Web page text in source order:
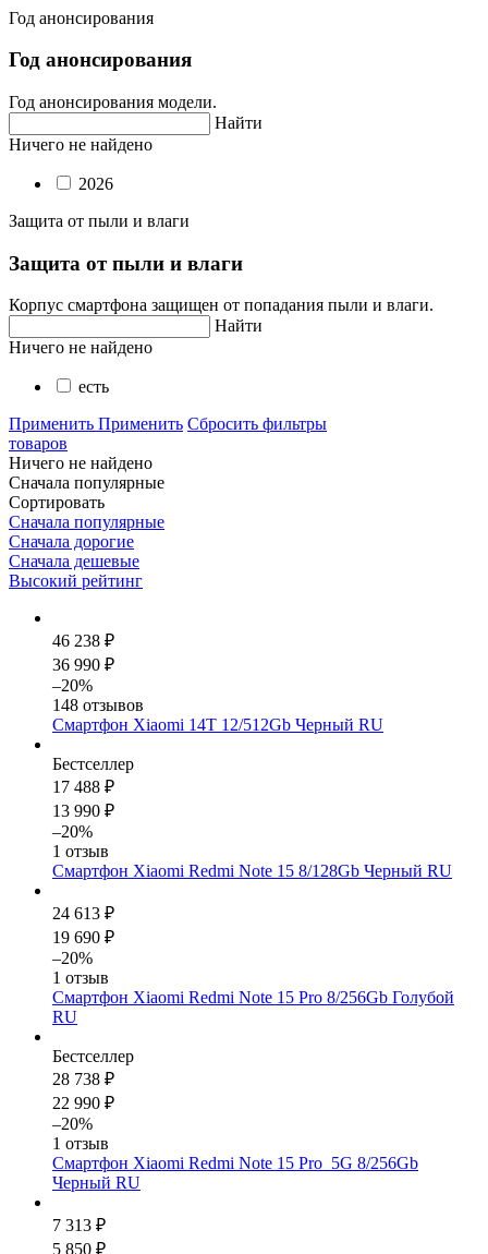
Год анонсирования
Год анонсирования
Год анонсирования модели.
Найти
Ничего не найдено
2026
Защита от пыли и влаги
Защита от пыли и влаги
Корпус смартфона защищен от попадания пыли и влаги.
Найти
Ничего не найдено
есть
Применить Применить Сбросить фильтры
товаров
Ничего не найдено
Сначала популярные
Сортировать
Сначала популярные
Сначала дорогие
Сначала дешевые
Высокий рейтинг
46 238 ₽
36 990 ₽
–20%
148 отзывов
Смартфон Xiaomi 14T 12/512Gb Черный RU
Бестселлер
17 488 ₽
13 990 ₽
–20%
1 отзыв
Смартфон Xiaomi Redmi Note 15 8/128Gb Черный RU
24 613 ₽
19 690 ₽
–20%
1 отзыв
Смартфон Xiaomi Redmi Note 15 Pro 8/256Gb Голубой
RU
Бестселлер
28 738 ₽
22 990 ₽
–20%
1 отзыв
Смартфон Xiaomi Redmi Note 15 Pro_5G 8/256Gb
Черный RU
7 313 ₽
5 850 ₽